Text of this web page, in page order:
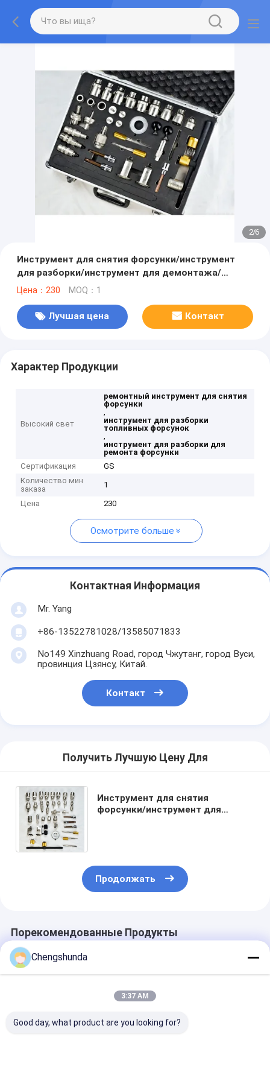
2/6
Инструмент для снятия форсунки/инструмент
для разборки/инструмент для демонтажа/
ремонтный инструмент
Цена：230 MOQ：1
Лучшая цена Контакт
Характер Продукции
Высокий свет
ремонтный инструмент для снятия
форсунки
,
инструмент для разборки
топливных форсунок
,
инструмент для разборки для
ремонта форсунки
Сертификация
GS
Количество мин
заказа
1
Цена 230
Осмотрите больше
Контактная Информация
Mr. Yang
+86-13522781028/13585071833
No149 Xinzhuang Road, город Чжутанг, город Вуси,
провинция Цзянсу, Китай.
Контакт
Получить Лучшую Цену Для
Инструмент для снятия
форсунки/инструмент для
Продолжать
Порекомендованные Продукты
Chengshunda
3:37 AM
Good day, what product are you looking for?